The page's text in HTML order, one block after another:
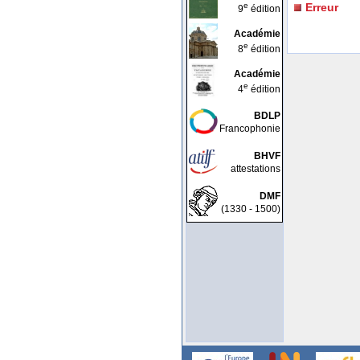
9e édition
Académie
8e édition
Académie
4e édition
BDLP
Francophonie
BHVF
attestations
DMF
(1330 - 1500)
Erreur